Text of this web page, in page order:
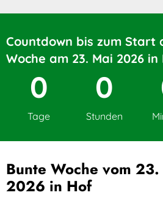
Countdown bis zum Start
Woche am 23. Mai 2026 in
0
Tage
0
Stunden
Bunte Woche vom
2026 in Hof